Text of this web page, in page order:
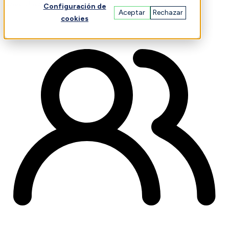
Configuración de
cookies
Aceptar Rechazar
Finanzas Actuación